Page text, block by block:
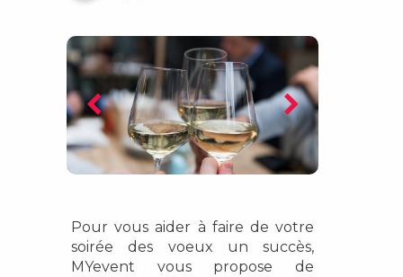
Pour vous aider à faire de votre
soirée des voeux un succès,
MYevent vous propose de